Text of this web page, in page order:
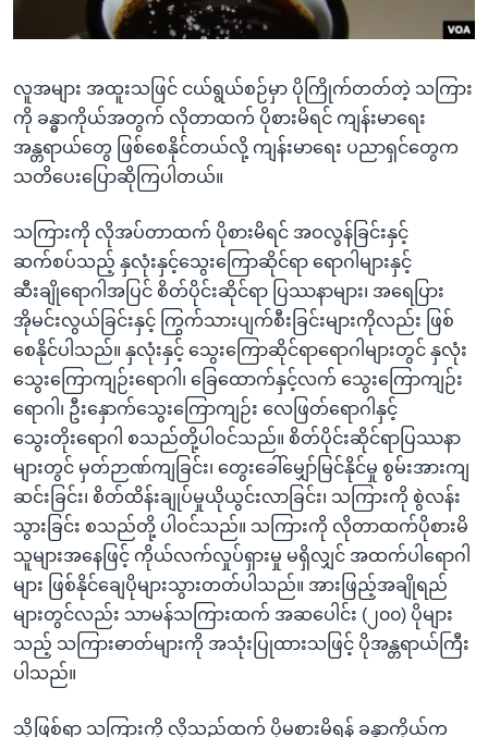
ကြည့်
ရှာဖွေ
နေရာ
ကျော်
ဘာသာစကားများ
လူအများ အထူးသဖြင် ငယ်ရွယ်စဉ်မှာ ပိုကြိုက်တတ်တဲ့ သကြား
ကို ခန္ဓာကိုယ်အတွက် လိုတာထက် ပိုစားမိရင် ကျန်းမာရေး
အန္တရာယ်တွေ ဖြစ်စေနိုင်တယ်လို့ ကျန်းမာရေး ပညာရှင်တွေက
သတိပေးပြောဆိုကြပါတယ်။
သကြားကို လိုအပ်တာထက် ပိုစားမိရင် အဝလွန်ခြင်းနှင့်
ဆက်စပ်သည့် နှလုံးနှင့်သွေးကြောဆိုင်ရာ ရောဂါများနှင့်
ဆီးချိုရောဂါအပြင် စိတ်ပိုင်းဆိုင်ရာ ပြဿနာများ၊ အရေပြား
အိုမင်းလွယ်ခြင်းနှင့် ကြွက်သားပျက်စီးခြင်းများကိုလည်း ဖြစ်
စေနိုင်ပါသည်။ နှလုံးနှင့် သွေးကြောဆိုင်ရာရောဂါများတွင် နှလုံး
သွေးကြောကျဉ်းရောဂါ၊ ခြေထောက်နှင့်လက် သွေးကြောကျဉ်း
ရောဂါ၊ ဦးနှောက်သွေးကြောကျဉ်း လေဖြတ်ရောဂါနှင့်
သွေးတိုးရောဂါ စသည်တို့ပါဝင်သည်။ စိတ်ပိုင်းဆိုင်ရာပြဿနာ
များတွင် မှတ်ဉာဏ်ကျခြင်း၊ တွေးခေါ်မျှော်မြင်နိုင်မှု စွမ်းအားကျ
ဆင်းခြင်း၊ စိတ်ထိန်းချုပ်မှုယိုယွင်းလာခြင်း၊ သကြားကို စွဲလန်း
သွားခြင်း စသည်တို့ ပါဝင်သည်။ သကြားကို လိုတာထက်ပိုစားမိ
သူများအနေဖြင့် ကိုယ်လက်လှုပ်ရှားမှု မရှိလျှင် အထက်ပါရောဂါ
များ ဖြစ်နိုင်ချေပိုများသွားတတ်ပါသည်။ အားဖြည့်အချိုရည်
များတွင်လည်း သာမန်သကြားထက် အဆပေါင်း (၂၀၀) ပိုများ
သည့် သကြားဓာတ်များကို အသုံးပြုထားသဖြင့် ပိုအန္တရာယ်ကြီး
ပါသည်။
သို့ဖြစ်ရာ သကြားကို လိုသည်ထက် ပိုမစားမိရန် ခန္ဓာကိုယ်က